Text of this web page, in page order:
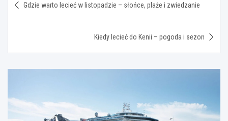
wpisu
Gdzie warto lecieć w listopadzie – słońce, plaże i zwiedzanie
Kiedy lecieć do Kenii – pogoda i sezon